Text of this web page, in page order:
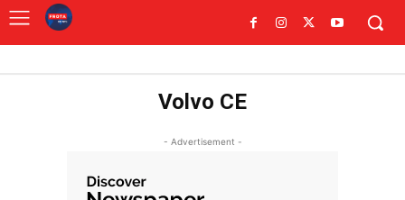
Volvo CE
- Advertisement -